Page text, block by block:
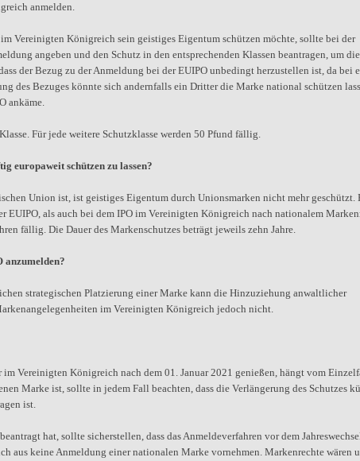
anmelden.
Vereinigten Königreich sein geistiges Eigentum schützen möchte, sollte bei der
angeben und den Schutz in den entsprechenden Klassen beantragen, um die
der Bezug zu der Anmeldung bei der EUIPO unbedingt herzustellen ist, da bei
des Bezuges könnte sich andernfalls ein Dritter die Marke national schützen
ankäme.
Für jede weitere Schutzklasse werden 50 Pfund fällig.
europaweit schützen zu lassen?
Union ist, ist geistiges Eigentum durch Unionsmarken nicht mehr geschützt.
als auch bei dem IPO im Vereinigten Königreich nach nationalem
fällig. Die Dauer des Markenschutzes beträgt jeweils zehn Jahre.
anzumelden?
strategischen Platzierung einer Marke kann die Hinzuziehung anwaltlicher
im Vereinigten Königreich jedoch nicht.
Vereinigten Königreich nach dem 01. Januar 2021 genießen, hängt vom
Marke ist, sollte in jedem Fall beachten, dass die Verlängerung des Schutzes
ist.
hat, sollte sicherstellen, dass das Anmeldeverfahren vor dem
aus keine Anmeldung einer nationalen Marke vornehmen. Markenrechte wären